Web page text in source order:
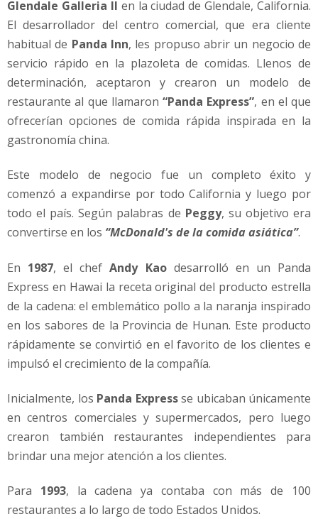
Glendale Galleria II en la ciudad de Glendale, California.
El desarrollador del centro comercial, que era cliente
habitual de Panda Inn, les propuso abrir un negocio de
servicio rápido en la plazoleta de comidas. Llenos de
determinación, aceptaron y crearon un modelo de
restaurante al que llamaron “Panda Express”, en el que
ofrecerían opciones de comida rápida inspirada en la
gastronomía china.
Este modelo de negocio fue un completo éxito y
comenzó a expandirse por todo California y luego por
todo el país. Según palabras de Peggy, su objetivo era
convertirse en los “McDonald's de la comida asiática”.
En 1987, el chefAndy Kaodesarrolló en un Panda
Express en Hawai la receta original del producto estrella
de la cadena: el emblemático pollo a la naranja inspirado
en los sabores de la Provincia de Hunan. Este producto
rápidamente se convirtió en el favorito de los clientes e
impulsó el crecimiento de la compañía.
Inicialmente, los Panda Expressse ubicaban únicamente
en centros comerciales y supermercados, pero luego
crearon también restaurantes independientes para
brindar una mejor atención a los clientes.
Para 1993, la cadena ya contaba con más de 100
restaurantes a lo largo de todo Estados Unidos.